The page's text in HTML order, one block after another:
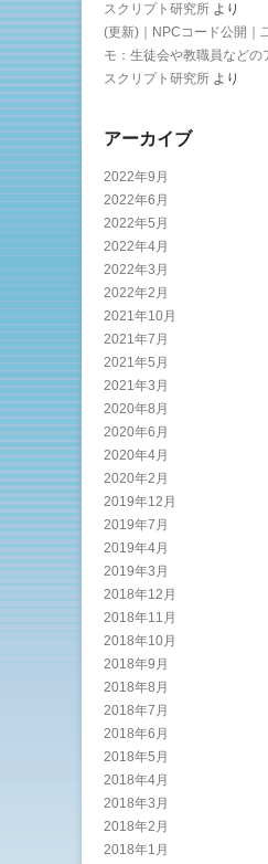
スクリプト研究所 より
(更新)｜NPCコード公開｜
モ：生徒会や教職員などの
スクリプト研究所 より
アーカイブ
2022年9月
2022年6月
2022年5月
2022年4月
2022年3月
2022年2月
2021年10月
2021年7月
2021年5月
2021年3月
2020年8月
2020年6月
2020年4月
2020年2月
2019年12月
2019年7月
2019年4月
2019年3月
2018年12月
2018年11月
2018年10月
2018年9月
2018年8月
2018年7月
2018年6月
2018年5月
2018年4月
2018年3月
2018年2月
2018年1月